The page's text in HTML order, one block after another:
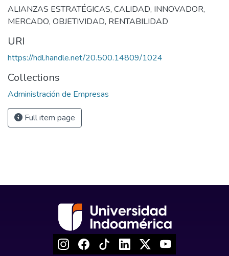
ALIANZAS ESTRATÉGICAS, CALIDAD, INNOVADOR,
MERCADO, OBJETIVIDAD, RENTABILIDAD
URI
https://hdl.handle.net/20.500.14809/1024
Collections
Administración de Empresas
Full item page